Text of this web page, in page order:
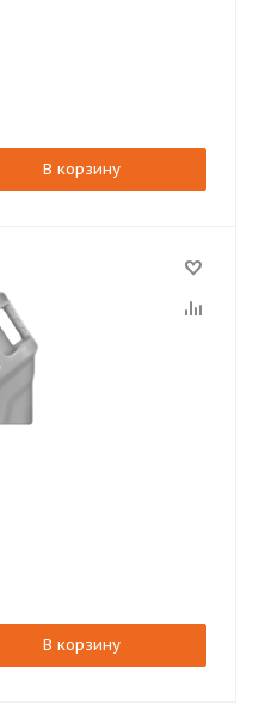
В корзину
В корзину